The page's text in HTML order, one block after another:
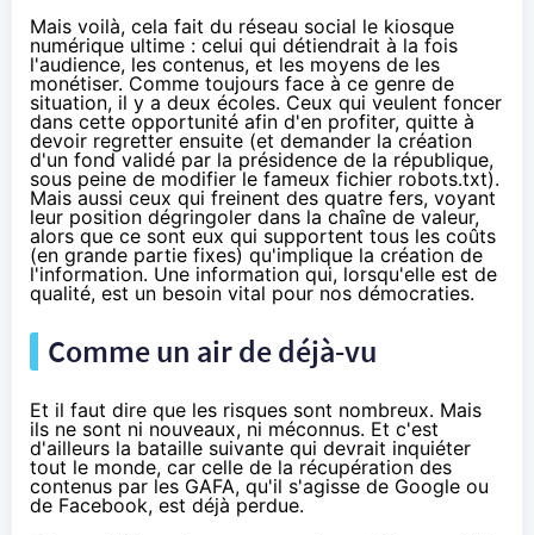
Mais voilà, cela fait du réseau social le kiosque
numérique ultime : celui qui détiendrait à la fois
l'audience, les contenus, et les moyens de les
monétiser. Comme toujours face à ce genre de
situation, il y a deux écoles. Ceux qui veulent foncer
dans cette opportunité afin d'en profiter, quitte à
devoir regretter ensuite (et demander la création
d'un fondvalidé par la présidence de la république,
sous peine de modifierle fameux fichier robots.txt).
Mais aussi ceux qui freinent des quatre fers, voyant
leur position dégringoler dans la chaîne de valeur,
alors que ce sont eux qui supportent tous les coûts
(en grande partie fixes) qu'implique la création de
l'information. Une information qui, lorsqu'elle est de
qualité, est un besoin vital pour nos démocraties.
Comme un air de déjà-vu
Et il faut dire que les risques sont nombreux. Mais
ils ne sont ni nouveaux, ni méconnus. Et c'est
d'ailleurs la bataille suivante qui devrait inquiéter
tout le monde, car celle de la récupération des
contenus par les GAFA, qu'il s'agisse de Google ou
de Facebook, est déjà perdue.